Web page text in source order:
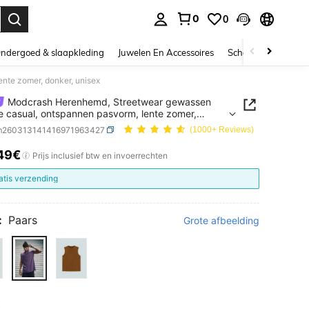
0 0
& slaapkleding Juwelen En Accessoires Schoonheid &
zomer, donker, unisex
Modcrash Herenhemd, Streetwear gewassen
casual, ontspannen pasvorm, lente zomer,
unisex
(1000+ Reviews)
AND AVAILABILITY
Prijs inclusief btw en invoerrechten
verzending
Paars Grote afbeelding